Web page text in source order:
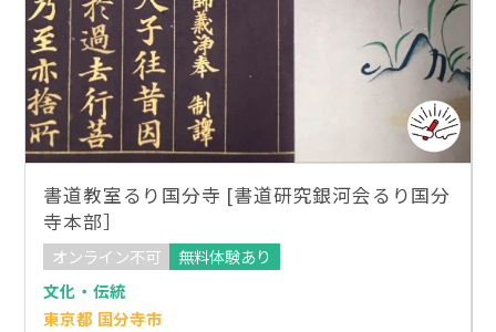
書道教室るり国分寺 [書道研究銀河会るり国分
寺本部］
オンライン不可
無料体験あり
文化・伝統
東京都 国分寺市